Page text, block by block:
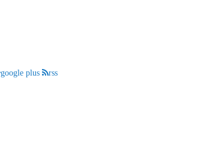
google plus rss